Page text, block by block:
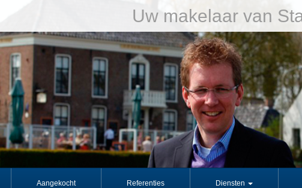
Uw makelaar van
Aangekocht Referenties Diensten